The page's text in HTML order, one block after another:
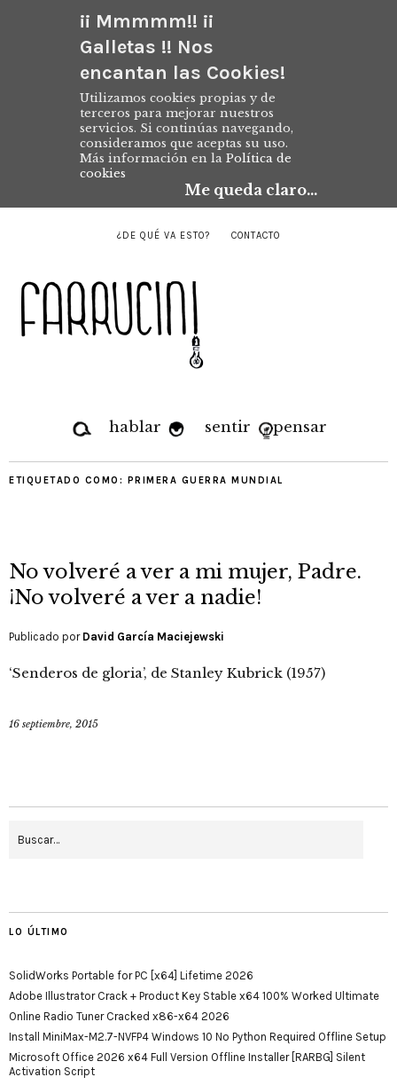
¡¡ Mmmmm!! ¡¡
Galletas !! Nos
encantan las Cookies!
Utilizamos cookies propias y de
terceros para mejorar nuestros
servicios. Si continúas navegando,
consideramos que aceptas su uso.
Más información en la Política de
cookies
Me queda claro...
¿DE QUÉ VA ESTO? CONTACTO
hablar sentir pensar
ETIQUETADO COMO: PRIMERA GUERRA MUNDIAL
No volveré a ver a mi mujer, Padre.
¡No volveré a ver a nadie!
Publicado por David García Maciejewski
‘Senderos de gloria’, de Stanley Kubrick (1957)
16 septiembre, 2015
LO ÚLTIMO
SolidWorks Portable for PC [x64] Lifetime 2026
Adobe Illustrator Crack + Product Key Stable x64 100% Worked Ultimate
Online Radio Tuner Cracked x86-x64 2026
Install MiniMax-M2.7-NVFP4 Windows 10 No Python Required Offline Setup
Microsoft Office 2026 x64 Full Version Offline Installer [RARBG] Silent
Activation Script